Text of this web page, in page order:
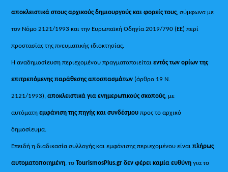
αποκλειστικά στους αρχικούς δημιουργούς και φορείς τους, σύμφωνα με
τον Νόμο 2121/1993 και την Ευρωπαϊκή Οδηγία 2019/790 (ΕΕ) περί
προστασίας της πνευματικής ιδιοκτησίας.
Η αναδημοσίευση περιεχομένου πραγματοποιείταιεντός των ορίων της
επιτρεπόμενης παράθεσης αποσπασμάτων (άρθρο 19 Ν.
2121/1993), αποκλειστικά για ενημερωτικούς σκοπούς, με
αυτόματηεμφάνιση της πηγής και συνδέσμου προς το αρχικό
δημοσίευμα.
Επειδή η διαδικασία συλλογής και εμφάνισης περιεχομένου είναιπλήρως
αυτοματοποιημένη, τοTourismosPlus.gr δεν φέρει καμία ευθύνη για το